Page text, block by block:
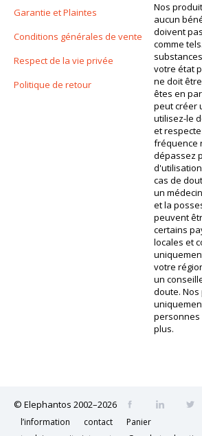
Garantie et Plaintes
Conditions générales de vente
Respect de la vie privée
Politique de retour
Nos
aucun
doivent
comme
votre état
ne doit
êtes en
peut créer
utilisez-le
et
fréquence
dépassez
cas de
un
et la
peuvent
certains
locales et
votre
un
doute.
personnes
plus.
© Elephantos 2002–2026
l’information contact
Panier